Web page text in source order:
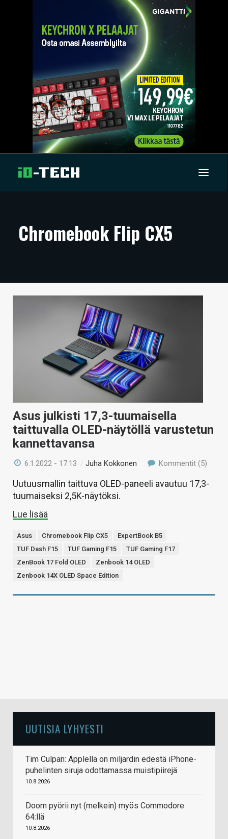
ARTIKKELIT
TECHBBS
VAIHDA TEEMA
HAKU
Chromebook Flip CX5
Asus julkisti 17,3-tuumaisella
taittuvalla OLED-näytöllä varustetun
kannettavansa
6.1.2022 - 17:13 /Juha Kokkonen Kommentit (5)
Uutuusmallin taittuva OLED-paneeli avautuu 17,3-
tuumaiseksi 2,5K-näytöksi.
Lue lisää
Asus Chromebook Flip CX5
ExpertBook B5
TUF Dash F15
TUF Gaming F15
TUF Gaming F17
ZenBook 17 Fold OLED
Zenbook 14 OLED
Zenbook 14X OLED Space Edition
UUTISIA LYHYESTI
Tim Culpan: Applella on miljardin edestä iPhone-
puhelinten siruja odottamassa muistipiirejä
10.8.2026
Doom pyörii nyt (melkein) myös Commodore
64:llä
10.8.2026